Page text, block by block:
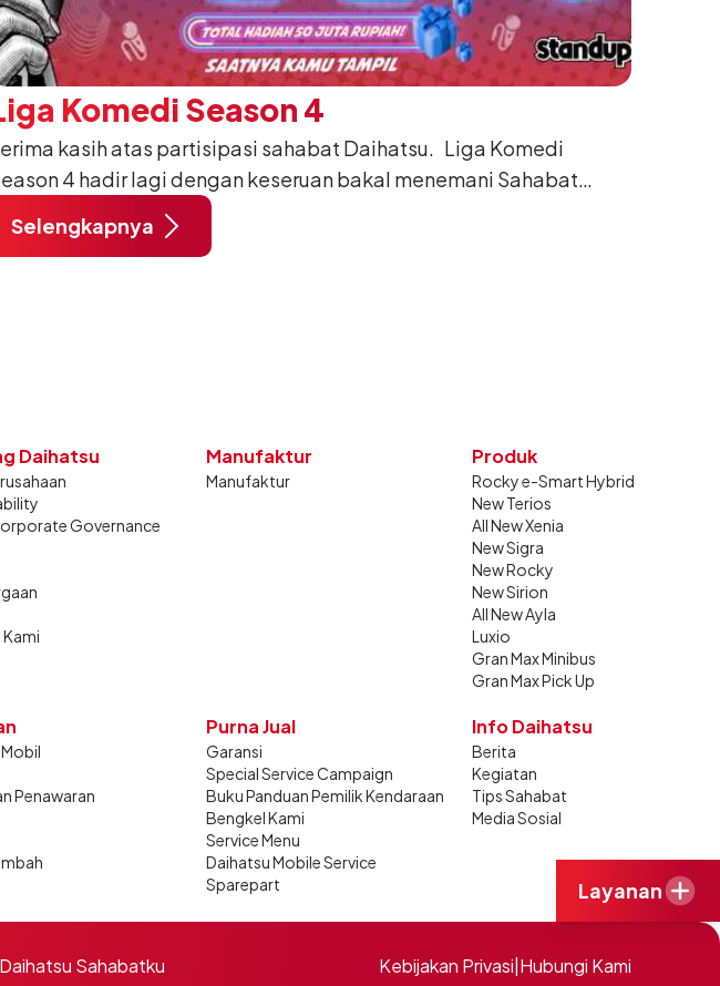
Komedi Season 4
kasih atas partisipasi sahabat Daihatsu. Liga Komedi
4 hadir lagi dengan keseruan bakal menemani Sahabat
Untuk seluruh calon komika yang berbakat, ini waktunya
Selengkapnya
Daihatsu
Governance
Manufaktur
Manufaktur
Produk
Rocky e-Smart Hybrid
New Terios
All New Xenia
New Sigra
New Rocky
New Sirion
All New Ayla
Luxio
Gran Max Minibus
Gran Max Pick Up
Penawaran
Purna Jual
Garansi
Special Service Campaign
Buku Panduan Pemilik Kendaraan
Bengkel Kami
Service Menu
Daihatsu Mobile Service
Sparepart
Info Daihatsu
Berita
Kegiatan
Tips Sahabat
Media Sosial
Sahabatku Kebijakan Privasi Hubungi Kami
Layanan